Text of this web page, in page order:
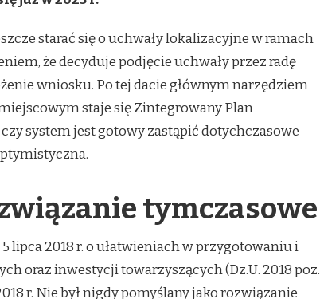
starać się o uchwały lokalizacyjne w ramach
że decyduje podjęcie uchwały przez radę
wniosku. Po tej dacie głównym narzędziem
staje się Zintegrowany Plan
system jest gotowy zastąpić dotychczasowe
tymczasowe
lipca 2018 r. o ułatwieniach w przygotowaniu i
oraz inwestycji towarzyszących (Dz.U. 2018 poz.
r. Nie był nigdy pomyślany jako rozwiązanie